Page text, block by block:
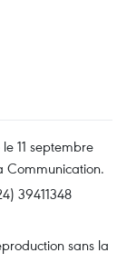
11 septembre
Communication.
39411348
sans la